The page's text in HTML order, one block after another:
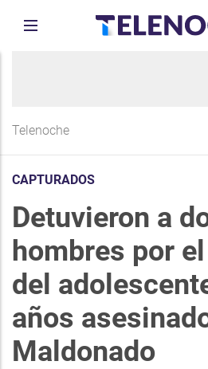
Telenoche
CAPTURADOS
Detuvieron a
hombres por
del
años
Maldonado